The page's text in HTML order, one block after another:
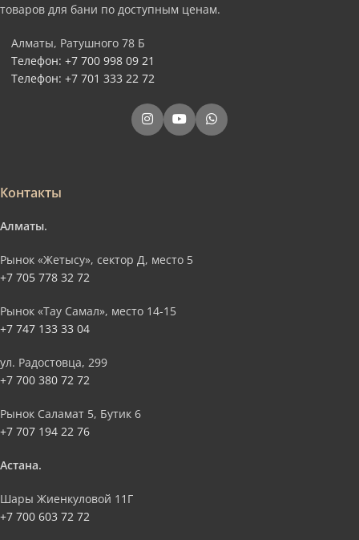
товаров для бани по доступным ценам.
Алматы, Ратушного 78 Б
Телефон: +7 700 998 09 21
Телефон: +7 701 333 22 72
Контакты
Алматы.
Рынок «Жетысу», сектор Д, место 5
+7 705 778 32 72
Рынок «Тау Самал», место 14-15
+7 747 133 33 04
ул. Радостовца, 299
+7 700 380 72 72
Рынок Саламат 5, Бутик 6
+7 707 194 22 76
Астана.
Шары Жиенкуловой 11Г
+7 700 603 72 72